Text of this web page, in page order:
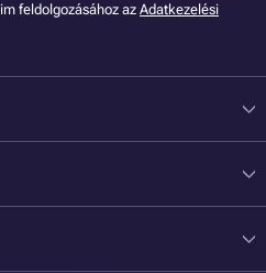
feldolgozásához az Adatkezelési